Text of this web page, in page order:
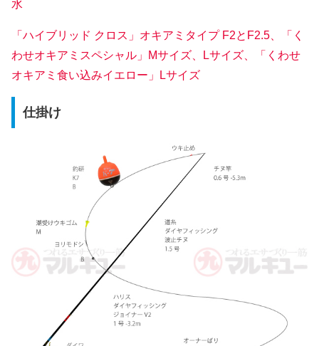
水
「ハイブリッド クロス」オキアミタイプ F2とF2.5、「く
わせオキアミスペシャル」Mサイズ、Lサイズ、「くわせ
オキアミ食い込みイエロー」Lサイズ
仕掛け